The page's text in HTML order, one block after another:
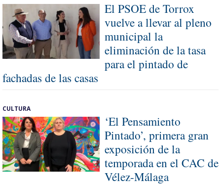
El PSOE de Torrox
vuelve a llevar al pleno
municipal la
eliminación de la tasa
para el pintado de
fachadas de las casas
CULTURA
‘El Pensamiento
Pintado’, primera gran
exposición de la
temporada en el CAC de
Vélez-Málaga